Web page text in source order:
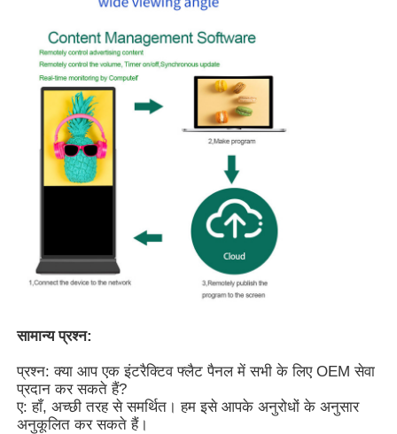
सामान्य प्रश्न:
प्रश्न: क्या आप एक इंटरैक्टिव फ्लैट पैनल में सभी के लिए OEM सेवा
प्रदान कर सकते हैं?
ए: हाँ, अच्छी तरह से समर्थित। हम इसे आपके अनुरोधों के अनुसार
अनुकूलित कर सकते हैं।